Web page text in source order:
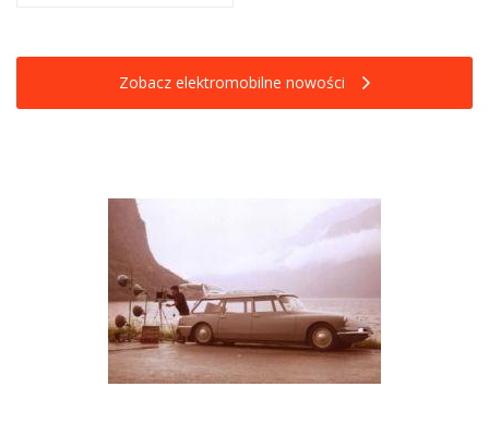
Zobacz elektromobilne nowości